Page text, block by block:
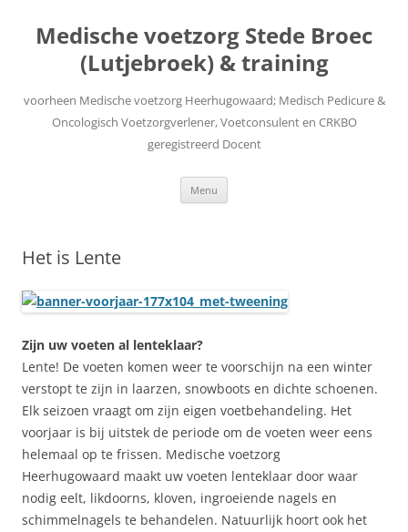
inhoud
Medische voetzorg Stede Broec
(Lutjebroek) & training
voorheen Medische voetzorg Heerhugowaard; Medisch Pedicure &
Oncologisch Voetzorgverlener, Voetconsulent en CRKBO
geregistreerd Docent
Menu
Het is Lente
Zijn uw voeten al lenteklaar?
Lente! De voeten komen weer te voorschijn na een winter
verstopt te zijn in laarzen, snowboots en dichte schoenen.
Elk seizoen vraagt om zijn eigen voetbehandeling. Het
voorjaar is bij uitstek de periode om de voeten weer eens
helemaal op te frissen. Medische voetzorg
Heerhugowaard maakt uw voeten lenteklaar door waar
nodig eelt, likdoorns, kloven, ingroeiende nagels en
schimmelnagels te behandelen. Natuurlijk hoort ook het